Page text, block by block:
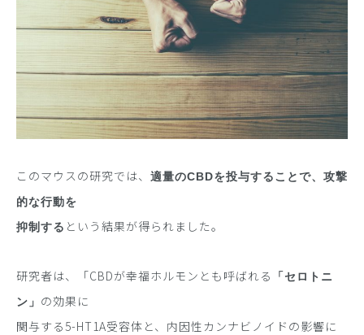
このマウスの研究では、
適量のCBDを投与することで、攻撃
的な行動を
抑制する という結果が得られました。
研究者は、「CBDが幸福ホルモンとも呼ばれる
「セロトニ
ン」 の効果に
関与する5-HT1A受容体と、内因性カンナビノイドの影響に